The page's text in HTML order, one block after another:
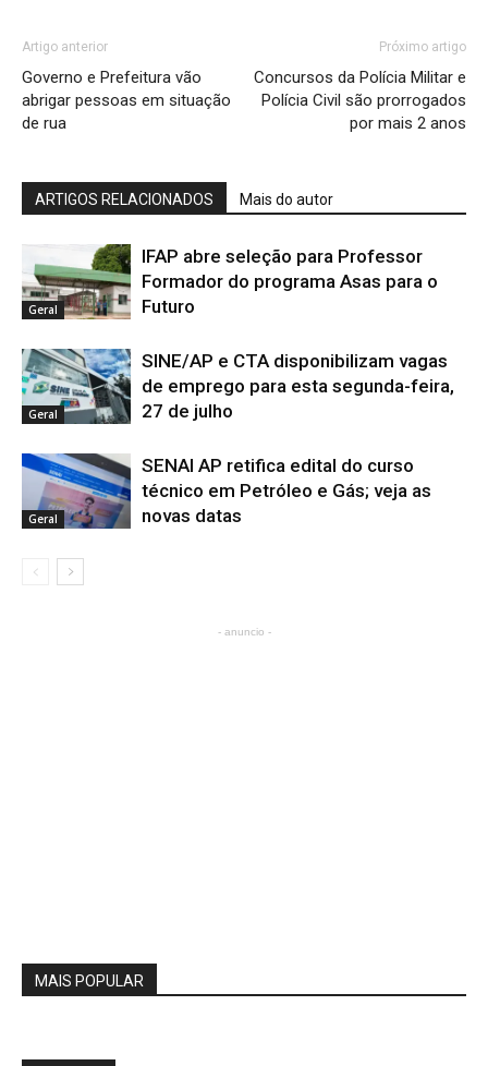
Artigo anterior
Governo e Prefeitura vão
abrigar pessoas em situação
de rua
Próximo artigo
Concursos da Polícia Militar e
Polícia Civil são prorrogados
por mais 2 anos
ARTIGOS RELACIONADOS Mais do autor
Geral
IFAP abre seleção para Professor
Formador do programa Asas para o
Futuro
Geral
SINE/AP e CTA disponibilizam vagas
de emprego para esta segunda-feira,
27 de julho
Geral
SENAI AP retifica edital do curso
técnico em Petróleo e Gás; veja as
novas datas
- anuncio -
MAIS POPULAR